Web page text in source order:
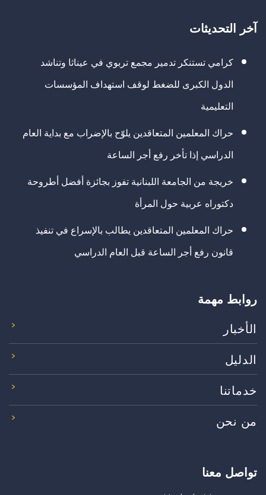
آخر التحديثات
كرامي تستنكر تدمير مجمع تربوي في عيناثا وتناشد
الدول الكبرى للضغط لوقف استهداف المؤسسات
التعليمية
حراك المعلمين المتعاقدين يلوّح بالإضراب مع بداية العام
الدراسي إذا تأخر رفع أجر الساعة
خريجة من الجامعة اللبنانية تفوز بجائزة أفضل أطروحة
دكتوراه عربية حول المرأة
حراك المعلمين المتعاقدين يطالب بالإسراع في تنفيذ
قانون رفع أجر الساعة قبل العام الدراسي
روابط مهمة
الأخبار
الدليل
خدماتنا
من نحن
تواصل معنا